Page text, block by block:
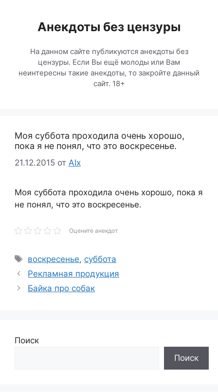
содержимомуАнекдоты без цензуры
На данном сайте публикуются анекдоты без
цензуры. Если Вы ещё молоды или Вам
неинтересны такие анекдоты, то закройте данный
сайт. 18+
Моя суббота проходила очень хорошо,
пока я не понял, что это воскресенье.
21.12.2015 от Alx
Моя суббота проходила очень хорошо, пока я
не понял, что это воскресенье.
Оцените анекдот
Метки
воскресенье, суббота
Рекламная продукция
Байка про собак
Поиск
Поиск